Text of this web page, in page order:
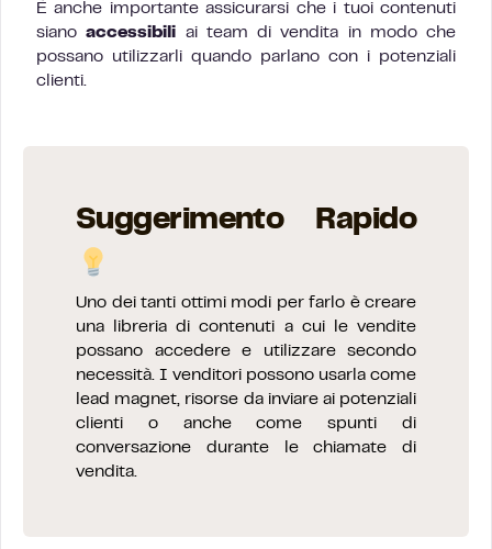
È anche importante assicurarsi che i tuoi contenuti
sianoaccessibili ai team di vendita in modo che
possano utilizzarli quando parlano con i potenziali
clienti.
Suggerimento Rapido
Uno dei tanti ottimi modi per farlo è creare
una libreria di contenuti a cui le vendite
possano accedere e utilizzare secondo
necessità. I venditori possono usarla come
lead magnet, risorse da inviare ai potenziali
clienti o anche come spunti di
conversazione durante le chiamate di
vendita.